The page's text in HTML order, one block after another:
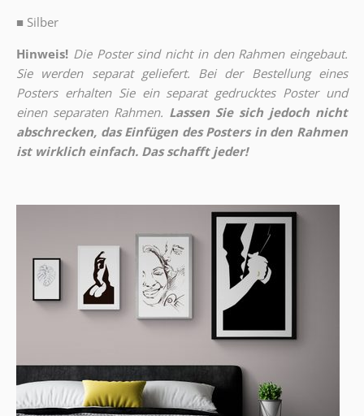
■ Silber
Hinweis! Die Poster sind nicht in den Rahmen eingebaut.
Sie werden separat geliefert. Bei der Bestellung eines
Posters erhalten Sie ein separat gedrucktes Poster und
einen separaten Rahmen. Lassen Sie sich jedoch nicht
abschrecken, das Einfügen des Posters in den Rahmen
ist wirklich einfach. Das schafft jeder!